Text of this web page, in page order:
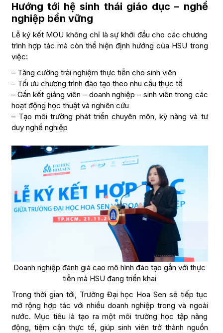
Hướng tới hệ sinh thái giáo dục – nghề
nghiệp bền vững
Lễ ký kết MOU không chỉ là sự khởi đầu cho các chương
trình hợp tác mà còn thể hiện định hướng của HSU trong
việc:
– Tăng cường trải nghiệm thực tiễn cho sinh viên
– Tối ưu chương trình đào tạo theo nhu cầu thực tế
– Gắn kết giảng viên – doanh nghiệp – sinh viên trong các
hoạt động học thuật và nghiên cứu
– Tạo môi trường phát triển chuyên môn, kỹ năng và tư
duy nghề nghiệp
Doanh nghiệp đánh giá cao mô hình đào tạo gắn với thực
tiễn mà HSU đang triển khai
Trong thời gian tới, Trường Đại học Hoa Sen sẽ tiếp tục
mở rộng hợp tác với nhiều doanh nghiệp trong và ngoài
nước. Mục tiêu là tạo ra một môi trường học tập năng
động, tiệm cận thực tế, giúp sinh viên trở thành nguồn